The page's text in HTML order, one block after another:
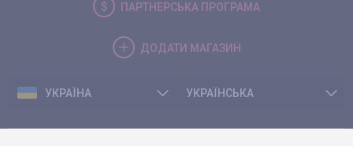
ПАРТНЕРСЬКА ПРОГРАМА
ДОДАТИ МАГАЗИН
УКРАЇНА УКРАЇНСЬКА